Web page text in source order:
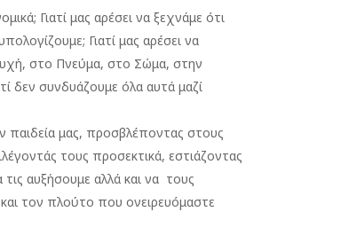
Γιατί μας αρέσει να ξεχνάμε ότι
Γιατί μας αρέσει να
στο Πνεύμα, στο Σώμα, στην
δεν συνδυάζουμε όλα αυτά μαζί
παιδεία μας, προσβλέποντας στους
τους προσεκτικά, εστιάζοντας
αυξήσουμε αλλά και να τους
τον πλούτο που ονειρευόμαστε